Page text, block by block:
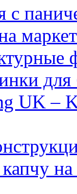
с
UK –